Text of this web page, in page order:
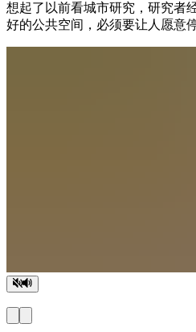
想起了以前看城市研究，研究者
好的公共空间，必须要让人愿意停